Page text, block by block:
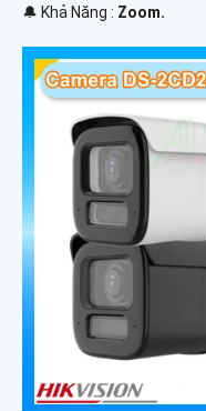
️🔔 Khả Năng : Zoom.